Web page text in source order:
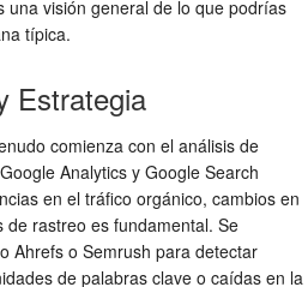
una visión general de lo que podrías
típica.
Estrategia
comienza con el análisis de
Analytics y Google Search
en el tráfico orgánico, cambios en
rastreo es fundamental. Se
Ahrefs o Semrush para detectar
de palabras clave o caídas en la